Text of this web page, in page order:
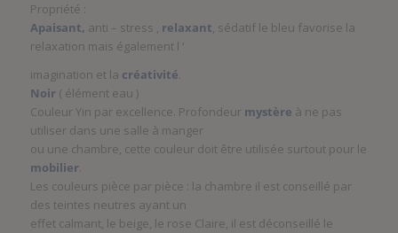
Propriété :
Apaisant, anti – stress , relaxant, sédatif le bleu favorise la
relaxation mais également l ‘
imagination et la créativité.
Noir( élément eau )
Couleur Yin par excellence. Profondeur mystère à ne pas
utiliser dans une salle à manger
ou une chambre, cette couleur doit être utilisée surtout pour le
mobilier.
Les couleurs pièce par pièce : la chambre il est conseillé par
des teintes neutres ayant un
effet calmant, le beige, le rose Claire, il est déconseillé le